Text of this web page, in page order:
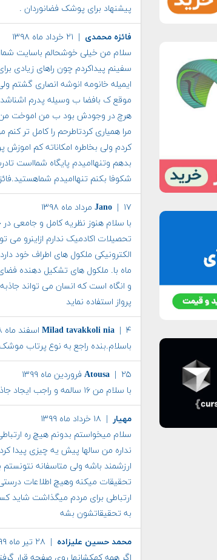
پیشنهاد برای پوشک فضانوردان .
فائزه محمدی | ۲۱ خرداد ماه ۱۳۹۸
سلام من خیلی خوشحالم باسایت
سفینم پیداکردم چون راهای زیادی
ایمیله خانومه انوشه انصاری گشتم
موقع ک بافضا ب وسیله پدرم
مرا همیاری کردتاطرحم را کامل تر
کردم ولی بخاطره امکاناته کم اموزش
بدهم وتنهاامیدم پایگاه شمااست
شکوفا بکنم تنهاامیدم
Jano| ۱۷ مرداد ماه ۱۳۹۸
با سلام هنوز نظریه کامل و جامعی
تحصیلات اکادمیک ندارم ازاینرو می
الکترونیکی ملکول های اطراف خود
ماه با. ملکول های تشکیل دهنده فضای
و انگاه است که انسان می تواند جاذبه
پرواز استفاده نماید
Milad tavakkoli nia| ۴ اسفند ماه ۱۳۹۸
باسلام.بنده راجع به نوع پرتاب
Atousa| ۲۵ فروردین ماه ۱۳۹۹
با سلام من ۱۶ سالمه و راجب ایجاد جاذبه در سفینه های فضایی یک ایده دارم
مهیار | ۱۸ خرداد ماه ۱۳۹۹
سلام میخواستم بدونم هیچ ره ارتباطی
نداره من سالها پیش یه چیزی پیدا
ارزشمند باشه ولی متاسفانه
تحقیقات میکنه وهیچ اطلاعات
ارتباطی برای مردم میگذاشت شاید
به تحقیقاتشون بشه
محمد حسین علیزاده | ۲۸ تیر ماه ۱۳۹۹